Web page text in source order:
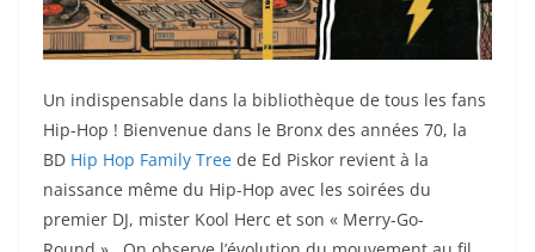
Un indispensable dans la bibliothèque de tous les fans
Hip-Hop ! Bienvenue dans le Bronx des années 70, la
BD Hip Hop Family Tree de Ed Piskor revient à la
naissance même du Hip-Hop avec les soirées du
premier DJ, mister Kool Herc et son « Merry-Go-